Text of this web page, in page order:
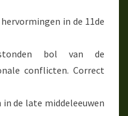
in de 11de
bol van de
conflicten. Correct
de late middeleeuwen